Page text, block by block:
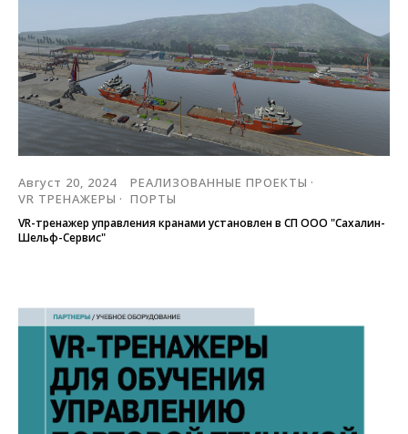
Август 20, 2024
РЕАЛИЗОВАННЫЕ ПРОЕКТЫ
VR ТРЕНАЖЕРЫ
ПОРТЫ
VR-тренажер управления кранами установлен в СП ООО "Сахалин-
Шельф-Сервис"